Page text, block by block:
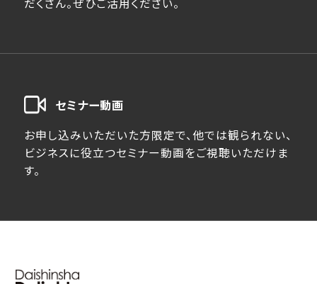
だくさん。ぜひご活用ください。
セミナー動画
お申し込みいただいた方限定で、他では観られない、
ビジネスに役立つセミナー動画をご視聴いただけま
す。